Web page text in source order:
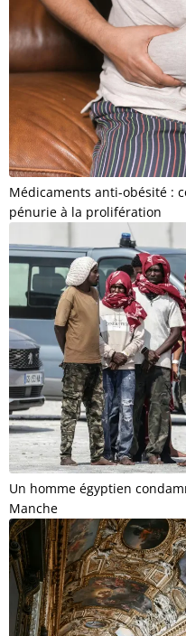
Médicaments anti-obésité :
pénurie à la prolifération
Un homme égyptien
Manche